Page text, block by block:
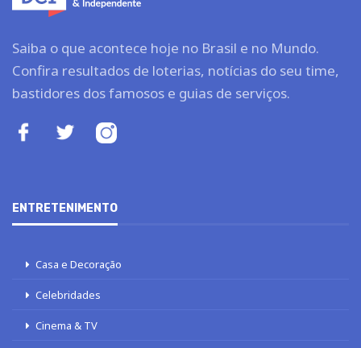
Saiba o que acontece hoje no Brasil e no Mundo.
Confira resultados de loterias, notícias do seu time,
bastidores dos famosos e guias de serviços.
ENTRETENIMENTO
Casa e Decoração
Celebridades
Cinema & TV